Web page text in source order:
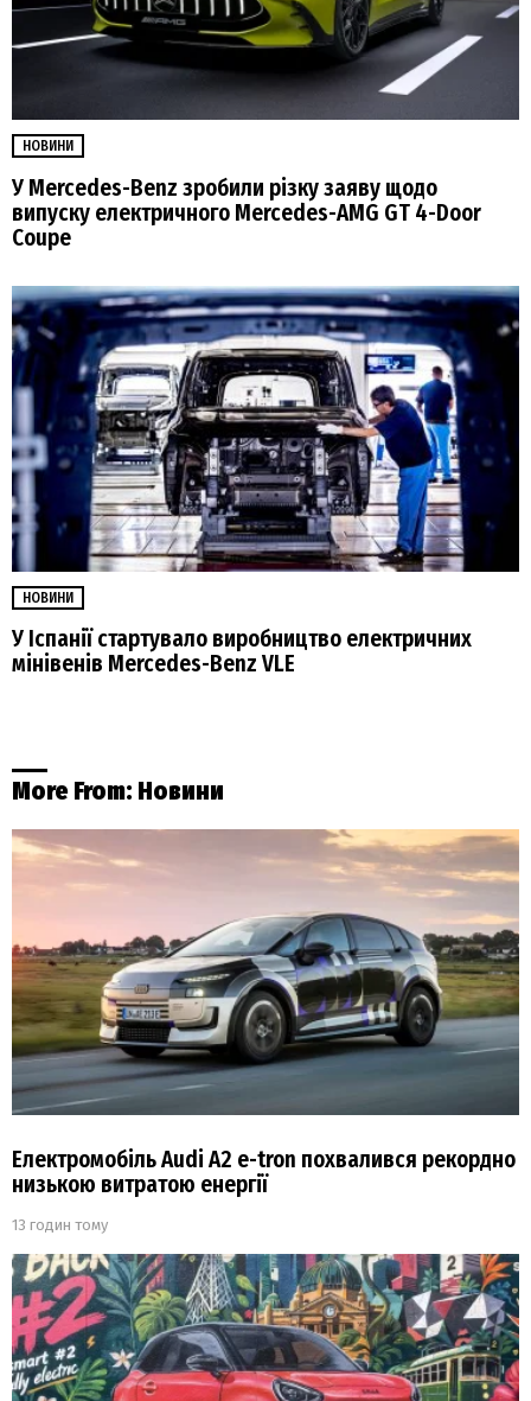
НОВИНИ
У Mercedes-Benz зробили різку заяву щодо
випуску електричного Mercedes-AMG GT 4-Door
Coupe
НОВИНИ
У Іспанії стартувало виробництво електричних
мінівенів Mercedes-Benz VLE
More From: Новини
Електромобіль Audi A2 e-tron похвалився рекордно
низькою витратою енергії
13 годин тому